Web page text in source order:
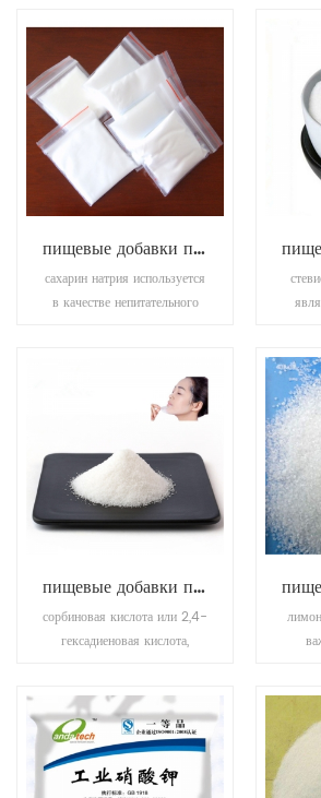
пищевые добавки подсластители натрия сахарин
сахарин натрия используется
в качестве непитательного
продуктов и напитков.
и
пищевые добавки подсластители сорбиновая кислота
сорбиновая кислота или 2,4-
гексадиеновая кислота,
используемым в качестве
консерванта для пищевых
продуктов , сорбиновая
кислота представляет собой